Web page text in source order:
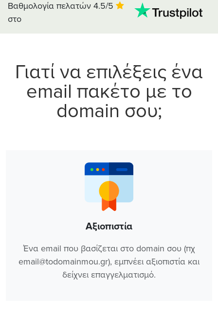
Βαθμολογία πελατών 4.5/5
στο
Γιατί να επιλέξεις ένα
email πακέτο με το
domain σου;
Αξιοπιστία
Ένα email που βασίζεται στο domain σου (πχ
email@todomainmou.gr), εμπνέει αξιοπιστία και
δείχνει επαγγελματισμό.